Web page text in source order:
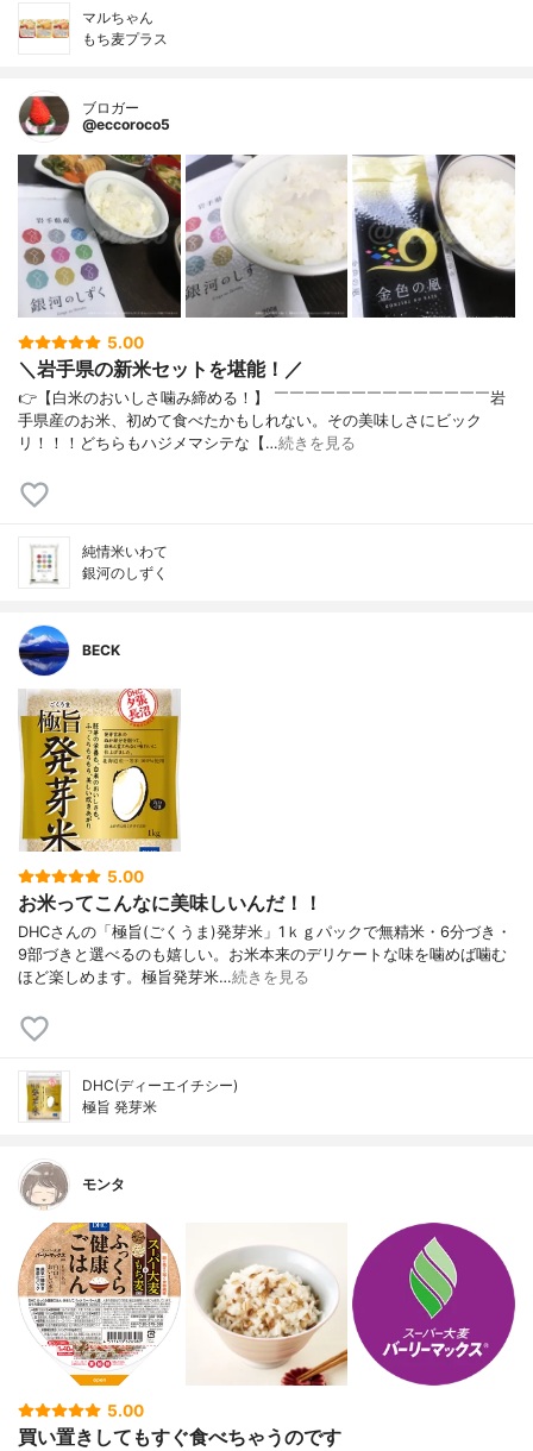
マルちゃん
もち麦プラス
ブロガー
@eccoroco5
5.00
＼岩手県の新米セットを堪能！／
👉【白米のおいしさ噛み締める！】 ￣￣￣￣￣￣￣￣￣￣￣￣￣￣岩
手県産のお米、初めて食べたかもしれない。その美味しさにビック
リ！！！どちらもハジメマシテな【…続きを見る
純情米いわて
銀河のしずく
BECK
5.00
お米ってこんなに美味しいんだ！！
DHCさんの「極旨(ごくうま)発芽米」1ｋｇパックで無精米・6分づき・
9部づきと選べるのも嬉しい。お米本来のデリケートな味を噛めば噛む
ほど楽しめます。極旨発芽米…続きを見る
DHC(ディーエイチシー)
極旨 発芽米
モンタ
5.00
買い置きしてもすぐ食べちゃうのです